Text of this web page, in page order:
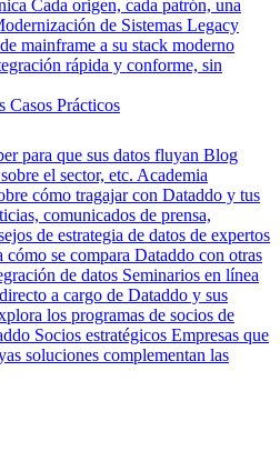
Cada origen, cada patrón, una
de Sistemas Legacy
mainframe a su stack moderno
rápida y conforme, sin
Casos Prácticos
para que sus datos fluyan Blog
el sector, etc. Academia
cómo tragajar con Dataddo y tus
comunicados de prensa,
de estrategia de datos de expertos
cómo se compara Dataddo con otras
de datos Seminarios en línea
a cargo de Dataddo y sus
los programas de socios de
Socios estratégicos Empresas que
soluciones complementan las